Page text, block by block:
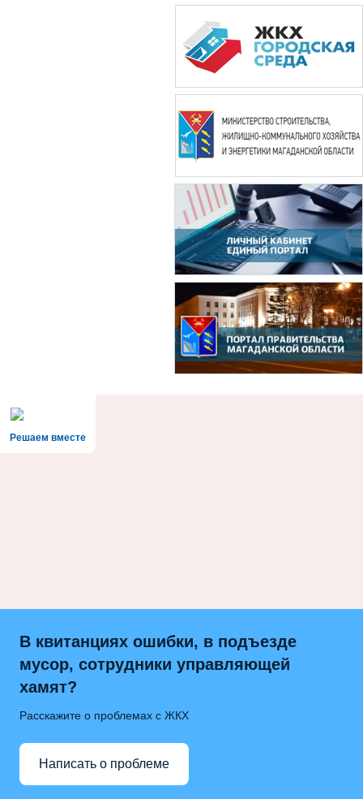
Решаем вместе
В квитанциях ошибки, в подъезде
мусор, сотрудники управляющей
хамят?
Расскажите о проблемах с ЖКХ
Написать о проблеме